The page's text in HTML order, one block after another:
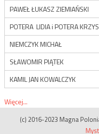
PAWEŁ ŁUKASZ ZIEMIAŃSKI
POTERA LIDIA i POTERA
NIEMCZYK MICHAŁ
SŁAWOMIR PIĄTEK
KAMIL JAN KOWALCZYK
Więcej...
(c) 2016-2023 Magna